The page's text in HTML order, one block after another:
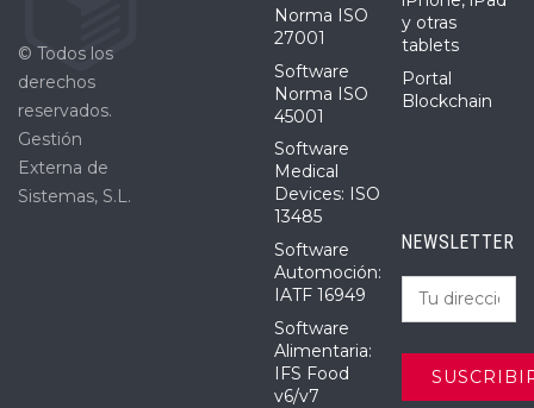
© Todos los
derechos
reservados.
Gestión
Externa de
Sistemas, S.L.
Norma ISO
27001
Software
Norma ISO
45001
Software
Medical
Devices: ISO
13485
Software
Automoción:
IATF 16949
Software
Alimentaria:
IFS Food
v6/v7
y otras
tablets
Portal
Blockchain
NEWSLETTER